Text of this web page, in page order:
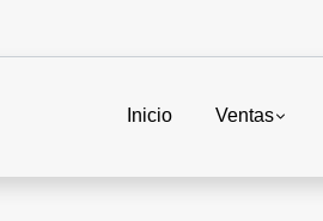
Inicio Ventas